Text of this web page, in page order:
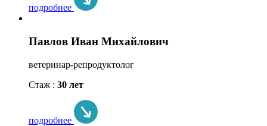
подробнее
Павлов Иван Михайлович
ветеринар-репродуктолог
Стаж : 30 лет
подробнее